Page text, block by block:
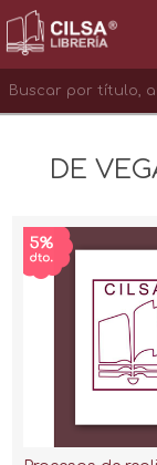
INICIAR SESIÓN
DE